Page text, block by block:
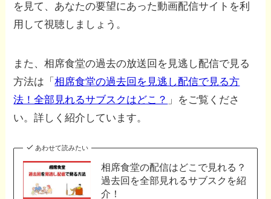
を見て、あなたの要望にあった動画配信サイトを利
用して視聴しましょう。
また、相席食堂の過去の放送回を見逃し配信で見る
方法は「相席食堂の過去回を見逃し配信で見る方
法！全部見れるサブスクはどこ？ 」をご覧くださ
い。詳しく紹介しています。
あわせて読みたい
相席食堂の配信はどこで見れる？
過去回を全部見れるサブスクを紹
介！